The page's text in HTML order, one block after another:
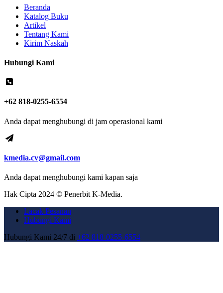
Beranda
Katalog Buku
Artikel
Tentang Kami
Kirim Naskah
Hubungi Kami
+62 818-0255-6554
Anda dapat menghubungi di jam operasional kami
kmedia.cv@gmail.com
Anda dapat menghubungi kami kapan saja
Hak Cipta 2024 © Penerbit K-Media.
Lacak Pesanan
Hubungi Kami
Hubungi Kami 24/7 di +62 818-0255-6554